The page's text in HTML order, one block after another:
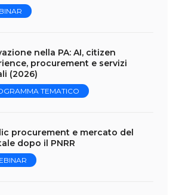
nella PA: AI, citizen
procurement e servizi
(2026)
TEMATICO
procurement e mercato del
dopo il PNRR